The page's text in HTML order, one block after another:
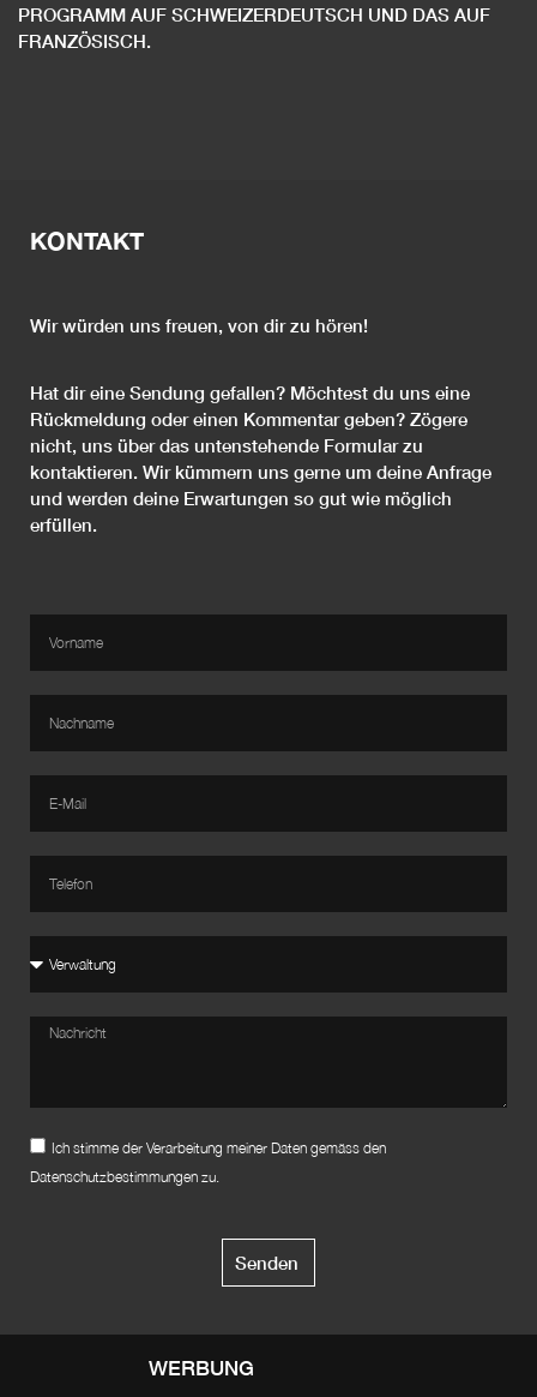
PROGRAMM AUF SCHWEIZERDEUTSCH UND DAS AUF
FRANZÖSISCH.
KONTAKT
Wir würden uns freuen, von dir zu hören!
Hat dir eine Sendung gefallen? Möchtest du uns eine
Rückmeldung oder einen Kommentar geben? Zögere
nicht, uns über das untenstehende Formular zu
kontaktieren. Wir kümmern uns gerne um deine Anfrage
und werden deine Erwartungen so gut wie möglich
erfüllen.
Ich stimme der Verarbeitung meiner Daten gemäss den
Datenschutzbestimmungen zu.
Senden
WERBUNG